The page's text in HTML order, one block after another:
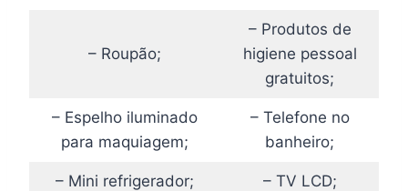
– Roupão;
– Produtos de
higiene pessoal
gratuitos;
– Espelho iluminado
para maquiagem;
– Telefone no
banheiro;
– Mini refrigerador; – TV LCD;